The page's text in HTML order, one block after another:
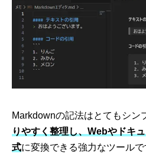
Markdownの記法はとてもシン
りやすく整理し、Webやドキ
式に変換できる強力なツール